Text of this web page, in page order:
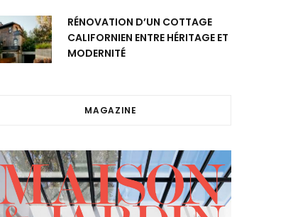
RÉNOVATION D’UN COTTAGE
CALIFORNIEN ENTRE HÉRITAGE ET
MODERNITÉ
MAGAZINE